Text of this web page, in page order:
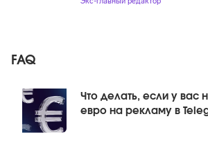
Экс-главный редактор
FAQ
Что делать, если у вас
евро на рекламу в